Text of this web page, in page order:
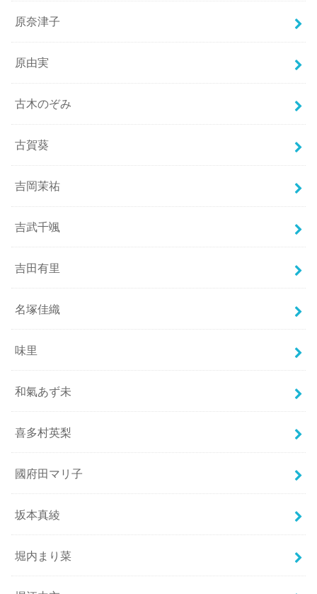
原奈津子
原由実
古木のぞみ
古賀葵
吉岡茉祐
吉武千颯
吉田有里
名塚佳織
味里
和氣あず未
喜多村英梨
國府田マリ子
坂本真綾
堀内まり菜